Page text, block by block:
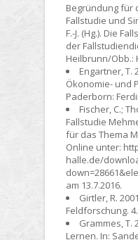
Begründung für
Fallstudie und
F.-J. (Hg.). Die
der
Heilbrunn/Obb.:
Engartner, T.
Ökonomie- und
Paderborn:
Fischer, C.;
Fallstudie
für das Thema
Online unter:
halle.de/
am 13.7.2016.
Girtler, R.
Feldforschung.
Grammes, T.
Lernen. In: